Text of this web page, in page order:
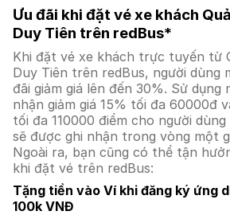
Ưu đãi khi đặt vé xe khách
Duy Tiên trên redBus*
Khi đặt vé xe khách trực tuyến từ
Duy Tiên trên redBus, người dùng
đãi giảm giá lên đến 30%. Sử dụng
nhận giảm giá 15% tối đa 60000đ
tối đa 110000 điểm cho người
sẽ được ghi nhận trong vòng một
Ngoài ra, bạn cũng có thể tận
khi đặt vé trên redBus:
Tặng tiền vào Ví khi đăng ký ứng
100k VNĐ